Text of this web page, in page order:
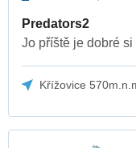
Predators2
Jo příště je dobré
Křížovice